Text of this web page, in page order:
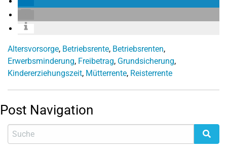
Altersvorsorge, Betriebsrente, Betriebsrenten,
Erwerbsminderung, Freibetrag, Grundsicherung,
Kindererziehungszeit, Mütterrente, Reisterrente
Post Navigation